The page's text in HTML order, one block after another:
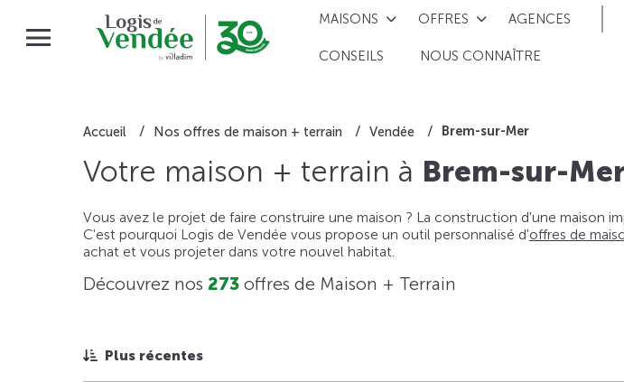
MAISONS OFFRES AGENCES
CONSEILS NOUS CONNAÎTRE
Accueil Nos offres de maison + terrain Vendée Brem-sur-Mer
Votre maison + terrain à Brem-sur-
Vous avez le projet de faire construire une maison ? La construction d'une maison
C'est pourquoi Logis de Vendée vous propose un outil personnalisé d'offres de
achat et vous projeter dans votre nouvel habitat.
Découvrez nos 273 offres de Maison + Terrain
Plus récentes